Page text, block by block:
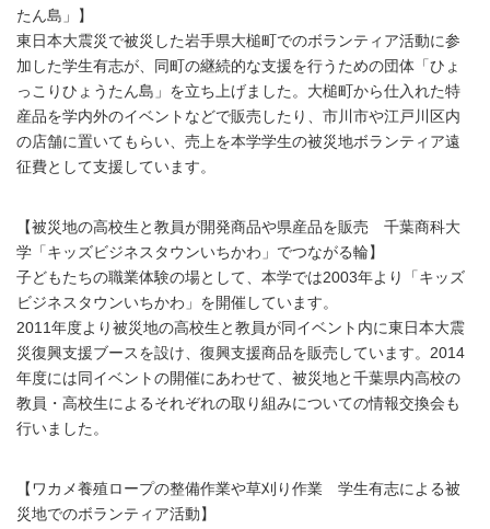
たん島」】
東日本大震災で被災した岩手県大槌町でのボランティア活動に参
加した学生有志が、同町の継続的な支援を行うための団体「ひょ
っこりひょうたん島」を立ち上げました。大槌町から仕入れた特
産品を学内外のイベントなどで販売したり、市川市や江戸川区内
の店舗に置いてもらい、売上を本学学生の被災地ボランティア遠
征費として支援しています。
【被災地の高校生と教員が開発商品や県産品を販売 千葉商科大
学「キッズビジネスタウンいちかわ」でつながる輪】
子どもたちの職業体験の場として、本学では2003年より「キッズ
ビジネスタウンいちかわ」を開催しています。
2011年度より被災地の高校生と教員が同イベント内に東日本大震
災復興支援ブースを設け、復興支援商品を販売しています。2014
年度には同イベントの開催にあわせて、被災地と千葉県内高校の
教員・高校生によるそれぞれの取り組みについての情報交換会も
行いました。
【ワカメ養殖ロープの整備作業や草刈り作業 学生有志による被
災地でのボランティア活動】